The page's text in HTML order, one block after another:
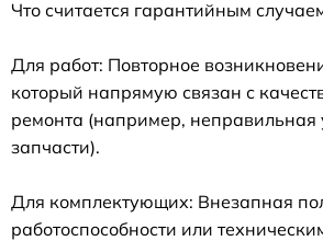
Что считается гарантийным
Для работ: Повторное
который напрямую связан с
ремонта (например, неправильная
запчасти).
Для комплектующих: Внезапная
работоспособности или